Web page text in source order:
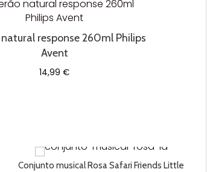
response 260ml Philips
Avent
14,99€
Conjunto musical Rosa Safari Friends Little